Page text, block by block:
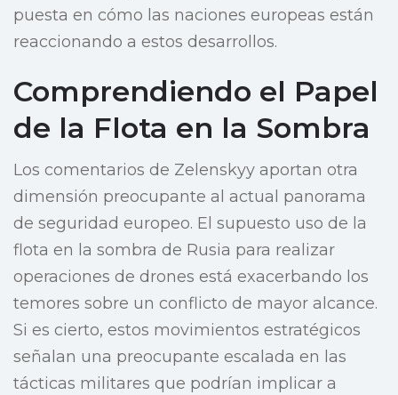
puesta en cómo las naciones europeas están
reaccionando a estos desarrollos.
Comprendiendo el Papel
de la Flota en la Sombra
Los comentarios de Zelenskyy aportan otra
dimensión preocupante al actual panorama
de seguridad europeo. El supuesto uso de la
flota en la sombra de Rusia para realizar
operaciones de drones está exacerbando los
temores sobre un conflicto de mayor alcance.
Si es cierto, estos movimientos estratégicos
señalan una preocupante escalada en las
tácticas militares que podrían implicar a